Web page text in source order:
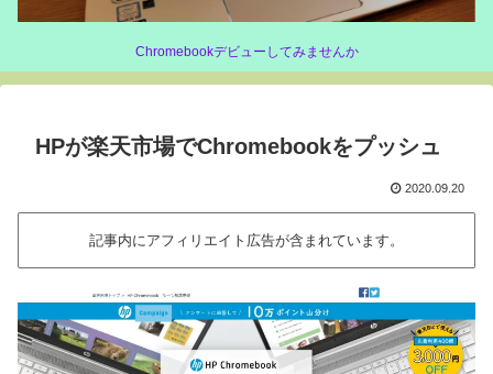
Chromebookデビューしてみませんか
HPが楽天市場でChromebookをプッシュ
2020.09.20
記事内にアフィリエイト広告が含まれています。